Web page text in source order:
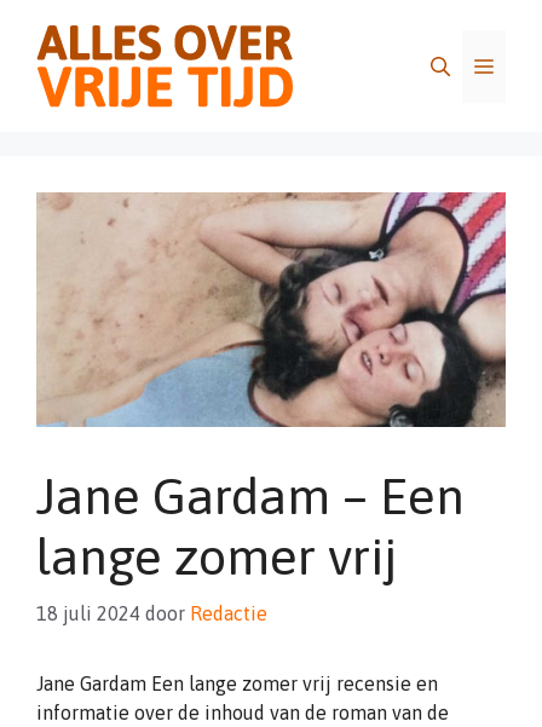
inhoud
Menu
Jane Gardam – Een
lange zomer vrij
18 juli 2024 door Redactie
Jane Gardam Een lange zomer vrij recensie en
informatie over de inhoud van de roman van de